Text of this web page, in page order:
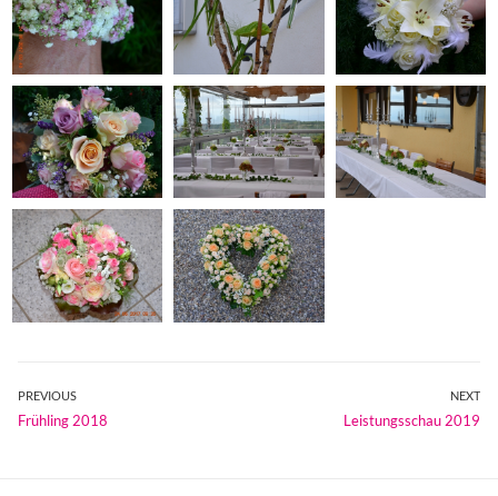
Beitragsnavigation
PREVIOUS
Previous
Frühling 2018
NEXT
Next
Leistungsschau 2019